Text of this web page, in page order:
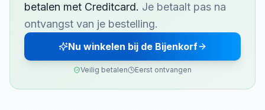
betalen met Creditcard. Je betaalt pas na
ontvangst van je bestelling.
Nu winkelen bij de Bijenkorf
Veilig betalen Eerst ontvangen